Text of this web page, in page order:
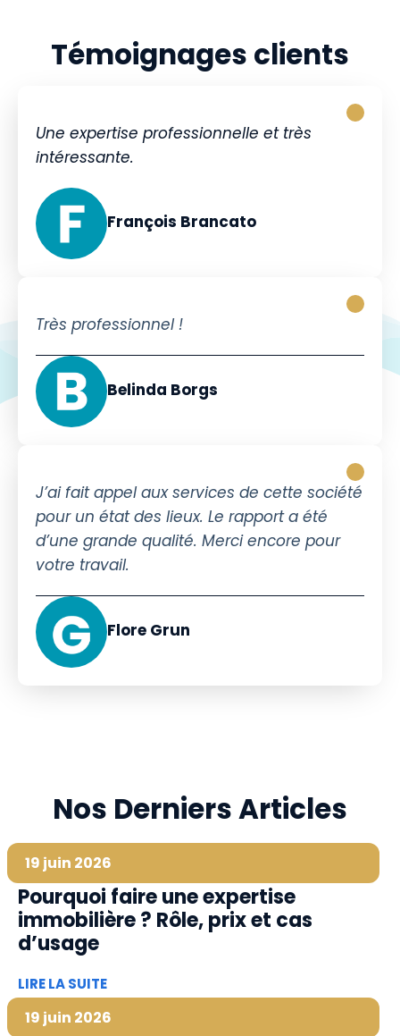
Témoignages clients
Une expertise professionnelle et très
intéressante.
François Brancato
Très professionnel !
Belinda Borgs
J’ai fait appel aux services de cette société
pour un état des lieux. Le rapport a été
d’une grande qualité. Merci encore pour
votre travail.
Flore Grun
Nos Derniers Articles
19 juin 2026
Pourquoi faire une expertise
immobilière ? Rôle, prix et cas
d’usage
LIRE LA SUITE
19 juin 2026